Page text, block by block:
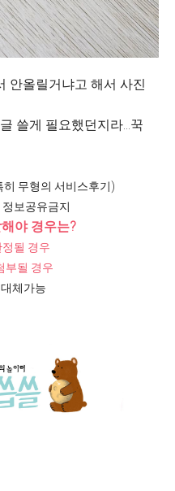
안올릴거냐고 해서 사진
쓸게 필요했던지라...꾹
무형의 서비스후기)
보공유금지
야 경우는?
정될 경우
부될 경우
체가능